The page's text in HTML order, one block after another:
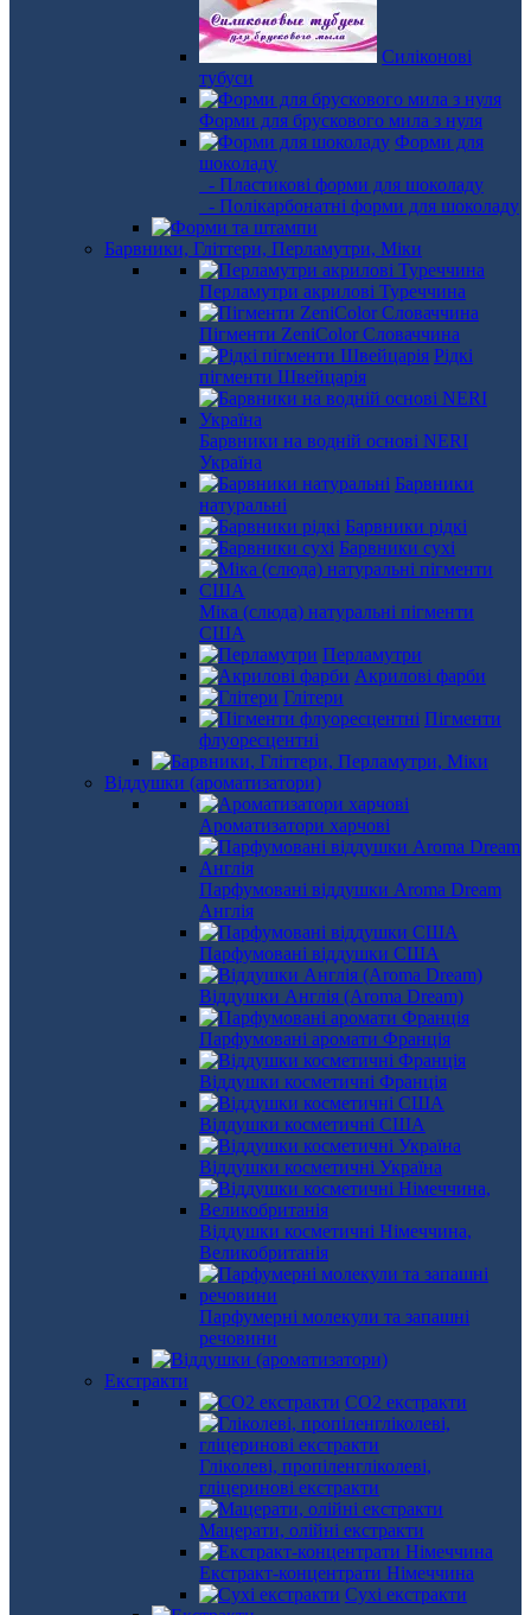
Силіконові
тубуси
Форми для брускового мила з нуля
Форми для
шоколаду
- Пластикові форми для шоколаду
- Полікарбонатні форми для шоколаду
Барвники, Гліттери, Перламутри, Міки
Перламутри акрилові Туреччина
Пігменти ZeniColor Словаччина
Рідкі
пігменти Швейцарія
Барвники на водній основі NERI
Україна
Барвники
натуральні
Барвники рідкі
Барвники сухі
Міка (слюда) натуральні пігменти
США
Перламутри
Акрилові фарби
Глітери
Пігменти
флуоресцентні
Віддушки (ароматизатори)
Ароматизатори харчові
Парфумовані віддушки Aroma Dream
Англія
Парфумовані віддушки США
Віддушки Англія (Aroma Dream)
Парфумовані аромати Франція
Віддушки косметичні Франція
Віддушки косметичні США
Віддушки косметичні Україна
Віддушки косметичні Німеччина,
Великобританія
Парфумерні молекули та запашні
речовини
Екстракти
СО2 екстракти
Гліколеві, пропіленгліколеві,
гліцеринові екстракти
Мацерати, олійні екстракти
Екстракт-концентрати Німеччина
Сухі екстракти